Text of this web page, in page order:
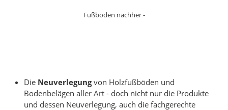
Fußboden nachher -
Die Neuverlegungvon Holzfußböden und
Bodenbelägen aller Art - doch nicht nur die Produkte
und dessen Neuverlegung, auch die fachgerechte